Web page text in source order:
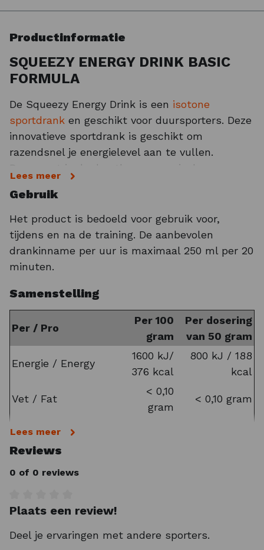
Productinformatie
SQUEEZY ENERGY DRINK BASIC
FORMULA
De Squeezy Energy Drink is een isotone
sportdrank en geschikt voor duursporters. Deze
innovatieve sportdrank is geschikt om
razendsnel je energielevel aan te vullen.
Daarnaast is de
dorstlesser
speciaal
ontwikkeld voor sporters welke last hebben
van een gevoelige maag. Bovendien is Energy
Drink vrij van fructose, lactose en gluten,
waardoor het geschikt is voor sporters met
specifieke wensen. De Squeezysportdrank
poederis te gebruiken tijdens intensieve
gram koolhydraten welke het lichaam snel van
energie voorzien. De drank is verkrijgbaar in de
smaken Orange en Cherry.
Maximaal comfort tijdens het sporten?
Overweeg dan eens onze
Performance Sokken
Lees meer
Gebruik
Het product is bedoeld voor gebruik voor,
tijdens en na de training. De aanbevolen
drankinname per uur is maximaal 250 ml per 20
minuten.
Samenstelling
Per / Pro
Per 100
gram
Per dosering
van 50 gram
Energie / Energy
1600 kJ/
376 kcal
800 kJ / 188
kcal
Vet / Fat
< 0,10
gram
< 0,10 gram
waarvan verzadigd /
Carbohydrates
which sugars
Eiwitten / Protein
< 0,10
< 0,10 gram
Lees meer
Reviews
0 of 0 reviews
Gemiddelde waardering van 0 van 5 sterren
Plaats een review!
Deel je ervaringen met andere sporters.